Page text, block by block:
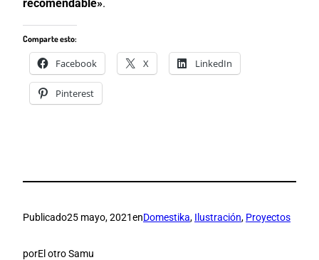
recomendable».
Comparte esto:
Facebook X LinkedIn
Pinterest
Publicado25 mayo, 2021enDomestika, Ilustración, Proyectos
porEl otro Samu